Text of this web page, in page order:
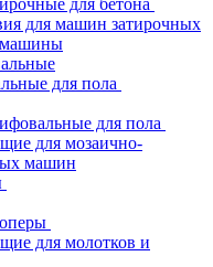
для бетона
для машин затирочных
машины
для пола
для пола
для мозаично-
машин
для молотков и